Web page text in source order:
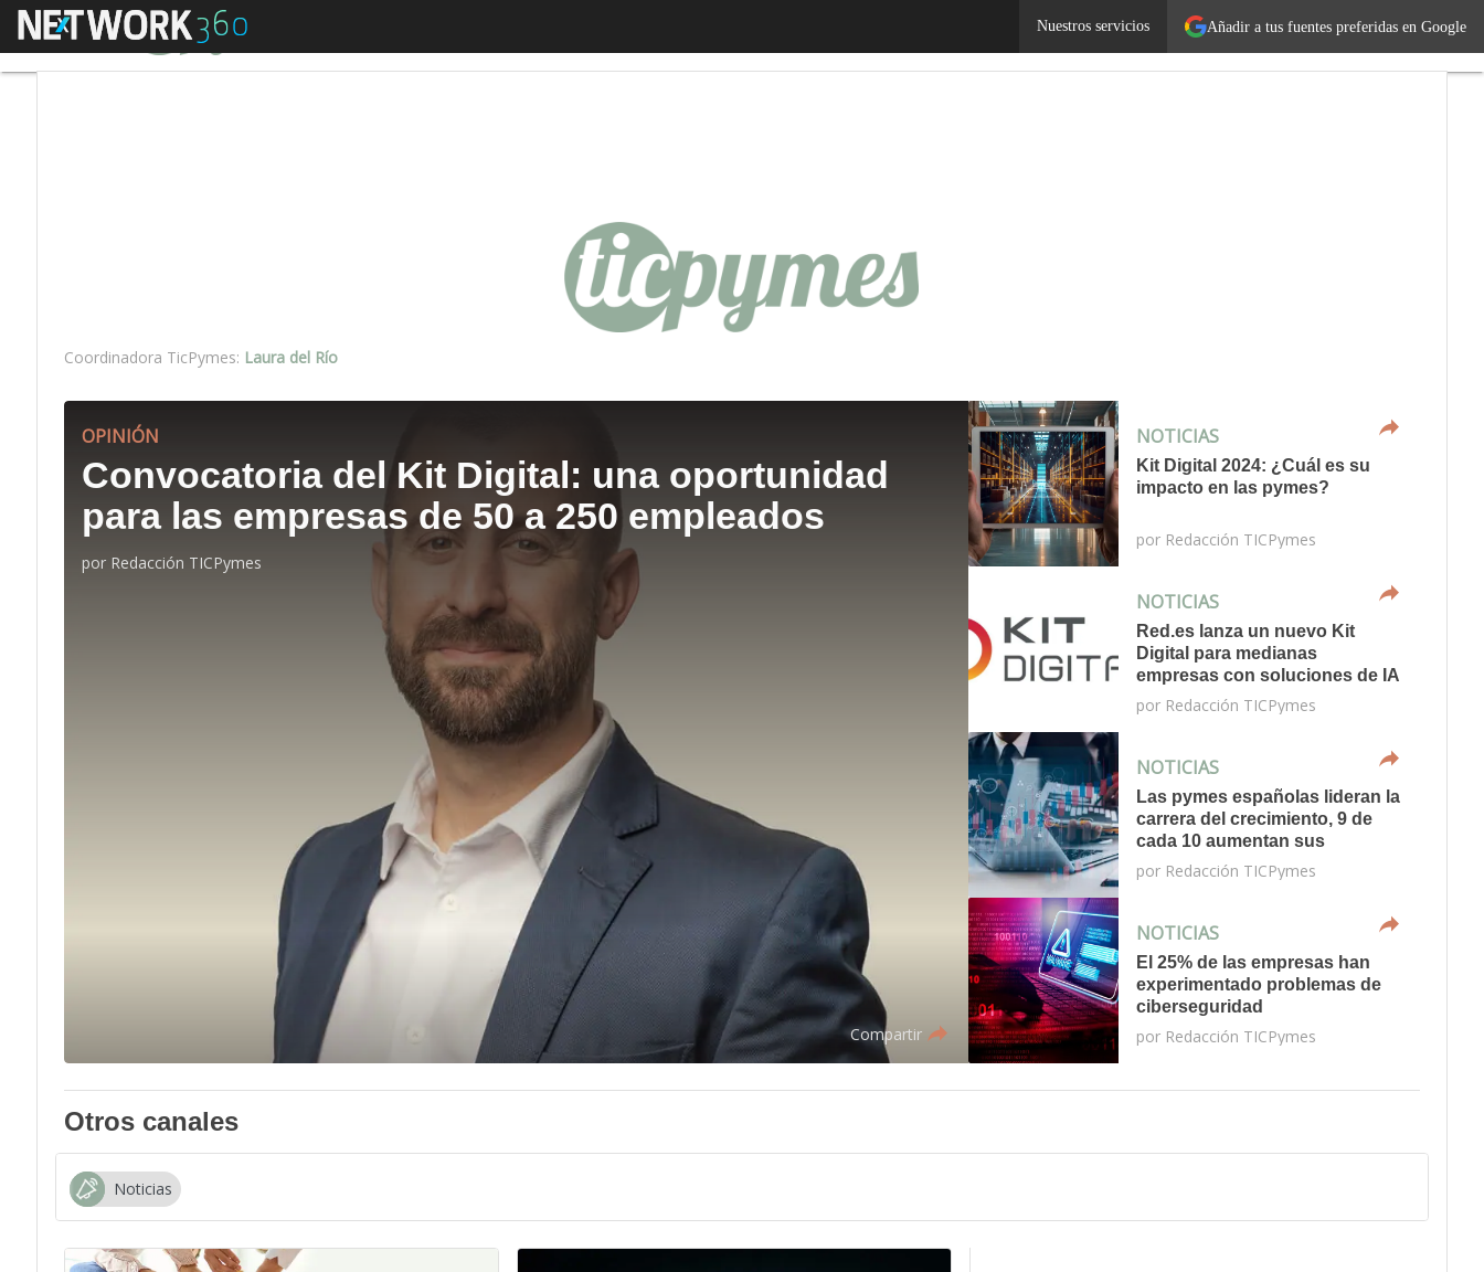
Añadir a tus fuentes preferidas en Google
Nuestros servicios
Menú
Coordinadora TicPymes: Laura del Río
OPINIÓN
Convocatoria del Kit Digital: una oportunidad
para las empresas de 50 a 250 empleados
por Redacción TICPymes
Compartir
NOTICIAS
Kit Digital 2024: ¿Cuál es su
impacto en las pymes?
por Redacción TICPymes
NOTICIAS
Red.es lanza un nuevo Kit
Digital para medianas
empresas con soluciones de IA
por Redacción TICPymes
NOTICIAS
Las pymes españolas lideran la
carrera del crecimiento, 9 de
cada 10 aumentan sus
ingresos en TI
por Redacción TICPymes
NOTICIAS
El 25% de las empresas han
experimentado problemas de
ciberseguridad
por Redacción TICPymes
Otros canales
Noticias